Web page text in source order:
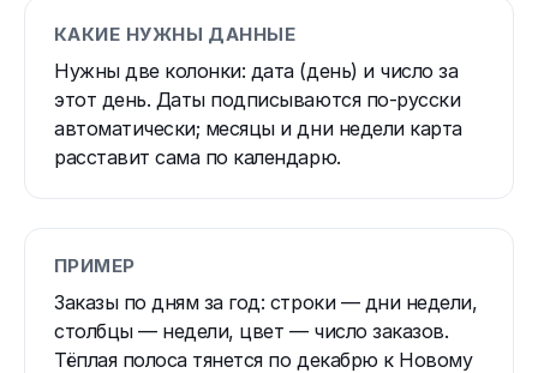
КАКИЕ НУЖНЫ ДАННЫЕ
Нужны две колонки: дата (день) и число за
этот день. Даты подписываются по-русски
автоматически; месяцы и дни недели карта
расставит сама по календарю.
ПРИМЕР
Заказы по дням за год: строки — дни недели,
столбцы — недели, цвет — число заказов.
Тёплая полоса тянется по декабрю к Новому